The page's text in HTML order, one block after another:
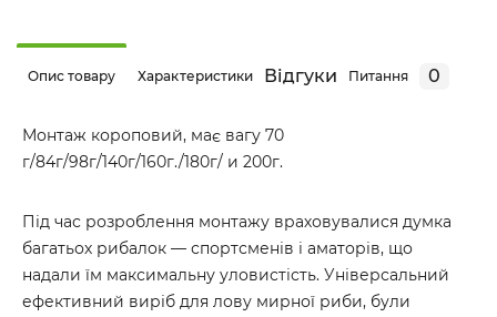
Опис товару Характеристики Відгуки Питання 0
Монтаж короповий, має вагу 70
г/84г/98г/140г/160г./180г/ и 200г.
Під час розроблення монтажу враховувалися думка
багатьох рибалок — спортсменів і аматорів, що
надали їм максимальну уловистість. Універсальний
ефективний виріб для лову мирної риби, були